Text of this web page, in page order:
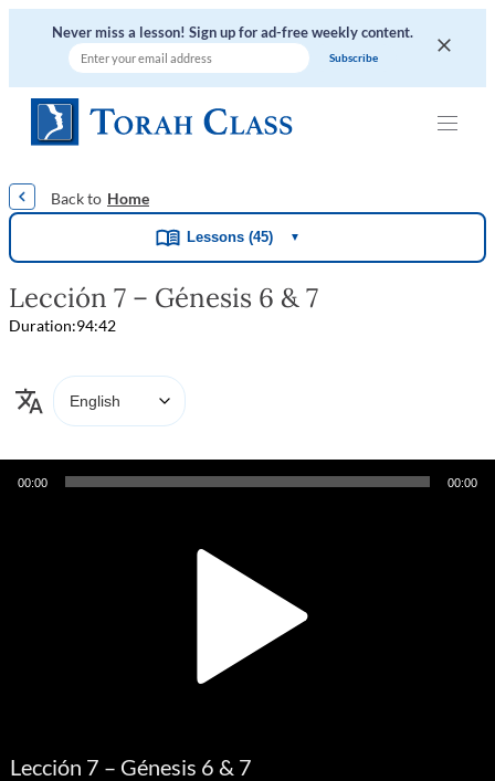
Never miss a lesson! Sign up for ad-free weekly content.
Home
Lessons (45) ▼
Lección 7 – Génesis 6 & 7
Duration:94:42
00:00 00:00
Lección 7 – Génesis 6 & 7